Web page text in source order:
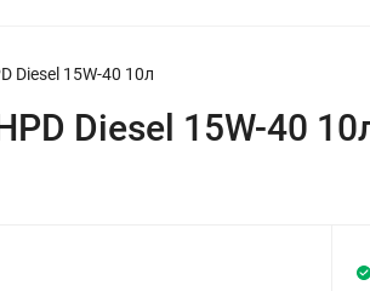
Diesel 15W-40 10л
Diesel 15W-40